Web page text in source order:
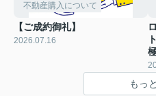
不動産購入について
【ご成約御礼】
2026.07.16
もっ